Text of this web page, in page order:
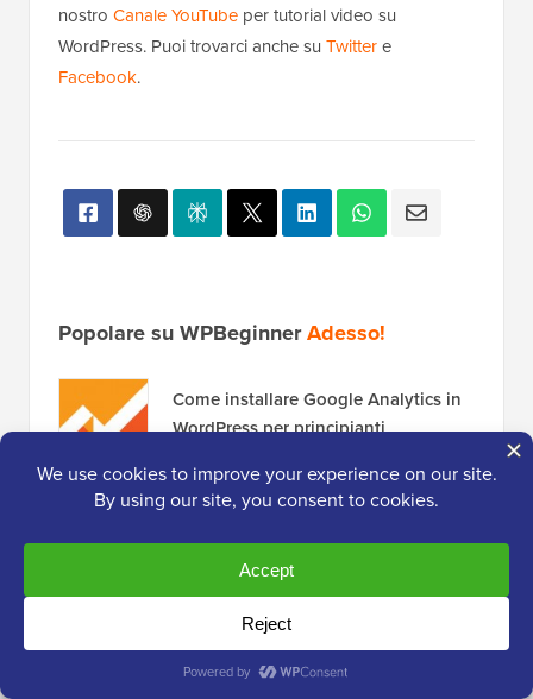
nostro Canale YouTube per tutorial video su
WordPress. Puoi trovarci anche su Twittere
Facebook.
Popolare su WPBeginnerAdesso!
Come installare Google Analytics in
WordPress per principianti
Come avviare un podcast (e renderlo
di successo) nel 2026
Come risolvere l'errore di
connessione al database in
WordPress